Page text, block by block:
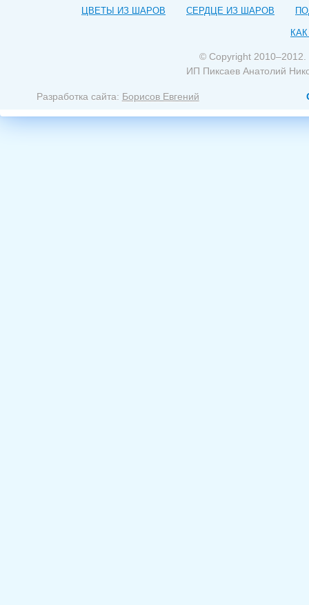
ЦВЕТЫ ИЗ ШАРОВ СЕРДЦЕ ИЗ ШАРОВ
© Copyright 2010–2012.
ИП Пиксаев Анатолий
Разработка сайта: Борисов Евгений